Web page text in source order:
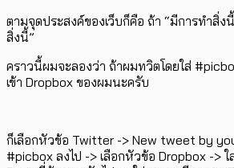
ตามจุดประสงค์ของเว็บก็คือ ถ้า “มีการทำสิ่
สิ่งนี้”
คราวนี้ผมจะลองว่า ถ้าผมทวิตโดยใส่
เข้า Dropbox ของผมนะครับ
ก็เลือกหัวข้อ Twitter -> New tweet by
#picbox ลงไป -> เลือกหัวข้อ Dropbox ->